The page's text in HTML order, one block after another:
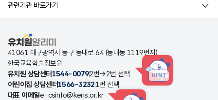
관련기관 바로가기
유치원알리미
41061 대구광역시 동구 동내로 64 (동내동 1119번지)
한국교육학술정보원
유치원 상담센터 1544-00792번→2번 선택 HINT
어린이집 상담센터1566-32321번 선택
대표 이메일e-csinfo@keris.or.kr